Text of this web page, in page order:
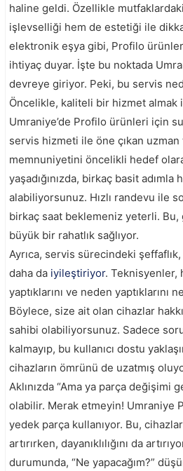
haline geldi. Özellikle
işlevselliği hem de estetiği ile
elektronik eşya gibi, Profilo
ihtiyaç duyar. İşte bu noktada
devreye giriyor. Peki, bu servis
Öncelikle, kaliteli bir hizmet almak
Umraniye’de Profilo ürünleri için
servis hizmeti ile öne çıkan
memnuniyetini öncelikli hedef
yaşadığınızda, birkaç basit adımla
alabiliyorsunuz. Hızlı randevu ile
birkaç saat beklemeniz yeterli.
büyük bir rahatlık sağlıyor.
Ayrıca, servis sürecindeki
daha da iyileştiriyor. Teknisyenler,
yaptıklarını ve neden yaptıklarını
Böylece, size ait olan cihazlar
sahibi olabiliyorsunuz. Sadece
kalmayıp, bu kullanıcı dostu
cihazların ömrünü de uzatmış
Aklınızda “Ama ya parça değişimi
olabilir. Merak etmeyin! Umraniye
yedek parça kullanıyor. Bu,
artırırken, dayanıklılığını da
durumunda, “Ne yapacağım?”